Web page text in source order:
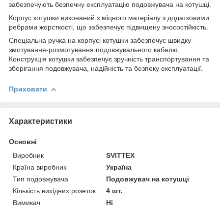
забезпечують безпечну експлуатацію подовжувача на котушці.
Корпус котушки виконаний з міцного матеріалу з додатковими
ребрами жорсткості, що забезпечує підвищену зносостійкість.
Спеціальна ручка на корпусі котушки забезпечує швидку
змотування-розмотування подовжувального кабелю.
Конструкція котушки забезпечує зручність транспортування та
зберігання подовжувача, надійність та безпеку експлуатації.
Приховати
Характеристики
Основні
Виробник
SVITTEX
Країна виробник
Україна
Тип подовжувача
Подовжувач на котушці
Кількість вихідних розеток
4 шт.
Вимикач
Ні